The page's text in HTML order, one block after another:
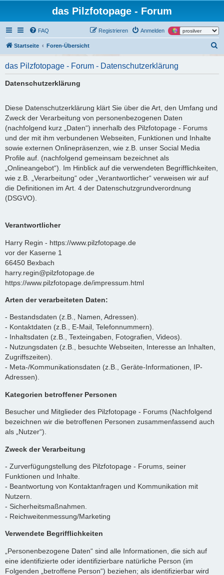
das Pilzfotopage - Forum
FAQ Anmelden
Registrieren
Startseite Foren-Übersicht
u
das Pilzfotopage - Forum - Datenschutzerklärung
Datenschutzerklärung
Diese Datenschutzerklärung klärt Sie über die Art, den Umfang und
Zweck der Verarbeitung von personenbezogenen Daten
(nachfolgend kurz „Daten“) innerhalb des Pilzfotopage - Forums
und der mit ihm verbundenen Webseiten, Funktionen und Inhalte
sowie externen Onlinepräsenzen, wie z.B. unser Social Media
Profile auf. (nachfolgend gemeinsam bezeichnet als
„Onlineangebot“). Im Hinblick auf die verwendeten Begrifflichkeiten,
wie z.B. „Verarbeitung“ oder „Verantwortlicher“ verweisen wir auf
die Definitionen im Art. 4 der Datenschutzgrundverordnung
(DSGVO).
Verantwortlicher
Harry Regin - https://www.pilzfotopage.de
vor der Kaserne 1
66450 Bexbach
harry.regin@pilzfotopage.de
https://www.pilzfotopage.de/impressum.html
Arten der verarbeiteten Daten:
- Bestandsdaten (z.B., Namen, Adressen).
- Kontaktdaten (z.B., E-Mail, Telefonnummern).
- Inhaltsdaten (z.B., Texteingaben, Fotografien, Videos).
- Nutzungsdaten (z.B., besuchte Webseiten, Interesse an Inhalten,
Zugriffszeiten).
- Meta-/Kommunikationsdaten (z.B., Geräte-Informationen, IP-
Adressen).
Kategorien betroffener Personen
Besucher und Mitglieder des Pilzfotopage - Forums (Nachfolgend
bezeichnen wir die betroffenen Personen zusammenfassend auch
als „Nutzer“).
Zweck der Verarbeitung
- Zurverfügungstellung des Pilzfotopage - Forums, seiner
Funktionen und Inhalte.
- Beantwortung von Kontaktanfragen und Kommunikation mit
Nutzern.
- Sicherheitsmaßnahmen.
- Reichweitenmessung/Marketing
Verwendete Begrifflichkeiten
„Personenbezogene Daten“ sind alle Informationen, die sich auf
eine identifizierte oder identifizierbare natürliche Person (im
Folgenden „betroffene Person“) beziehen; als identifizierbar wird